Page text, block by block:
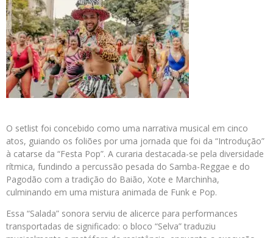
O setlist foi concebido como uma narrativa musical em cinco
atos, guiando os foliões por uma jornada que foi da “Introdução”
à catarse da “Festa Pop”. A curaria destacada-se pela diversidade
rítmica, fundindo a percussão pesada do Samba-Reggae e do
Pagodão com a tradição do Baião, Xote e Marchinha,
culminando em uma mistura animada de Funk e Pop.
Essa “Salada” sonora serviu de alicerce para performances
transportadas de significado: o bloco “Selva” traduziu